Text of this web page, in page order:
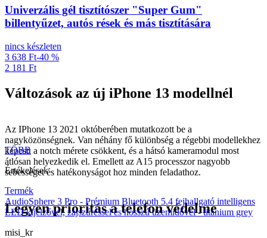
Univerzális gél tisztítószer "Super Gum"
billentyűzet, autós rések és más tisztítására
nincs készleten
3 638 Ft-40 %
2 181 Ft
Változások az új iPhone 13 modellnél
Az IPhone 13 2021 októberében mutatkozott be a
nagyközönségnek. Van néhány fő különbség a régebbi modellekhez
képest: a notch mérete csökkent, és a hátsó kameramodul most
átlósan helyezkedik el. Emellett az A15 processzor nagyobb
sebességet és hatékonyságot hoz minden feladathoz.
Legyen prioritás a telefon védelme
TÖBB
Értékelések
Termék
AudioSphere 3 Pro - Prémium Bluetooth 5.4 fejhallgató intelligens
LED kijelzővel, zajszűréssel és hosszú üzemidővel - titanium grey
misi_kr